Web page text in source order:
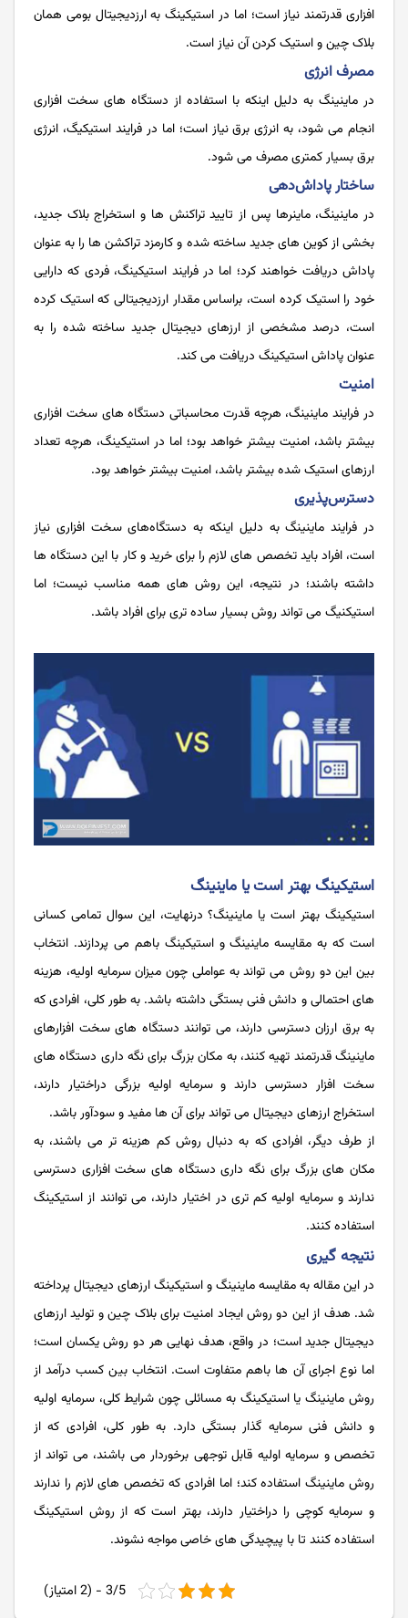
افزاری قدرتمند نیاز است؛ اما در استیکینگ به ارزدیجیتال بومی همان
بلاک چین و استیک کردن آن نیاز است.
مصرف انرژی
در ماینینگ به دلیل اینکه با استفاده از دستگاه های سخت افزاری
انجام می شود، به انرژی برق نیاز است؛ اما در فرایند استیکیگ، انرژی
برق بسیار کمتری مصرف می شود.
ساختار پاداش‌‌دهی
در ماینینگ، ماینرها پس از تایید تراکنش ها و استخراج بلاک جدید،
بخشی از کوین های جدید ساخته شده و کارمزد تراکشن ها را به عنوان
پاداش دریافت خواهند کرد؛ اما در فرایند استیکینگ، فردی که دارایی
خود را استیک کرده است، براساس مقدار ارزدیجیتالی که استیک کرده
است، درصد مشخصی از ارزهای دیجیتال جدید ساخته شده را به
عنوان پاداش استیکینگ دریافت می کند.
امنیت
در فرایند ماینینگ، هرچه قدرت محاسباتی دستگاه های سخت افزاری
بیشتر باشد، امنیت بیشتر خواهد بود؛ اما در استیکینگ، هرچه تعداد
ارزهای استیک شده بیشتر باشد، امنیت بیشتر خواهد بود.
دسترس‌پذیری
در فرایند ماینینگ به دلیل اینکه به دستگاه‌های سخت ‌افزاری نیاز
است، افراد باید تخصص های لازم را برای خرید و کار با این دستگاه ها
داشته باشند؛ در نتیجه، این روش های همه مناسب نیست؛ اما
استیکنیگ می تواند روش بسیار ساده تری برای افراد باشد.
استیکینگ بهتر است یا ماینینگ
استیکینگ بهتر است یا ماینینگ؟ درنهایت، این سوال تمامی کسانی
است که به مقایسه ماینینگ و استیکینگ باهم می پردازند. انتخاب
بین این دو روش می تواند به عواملی چون میزان سرمایه اولیه، هزینه
های احتمالی و دانش فنی بستگی داشته باشد. به طور کلی، افرادی که
به برق ارزان دسترسی دارند، می توانند دستگاه های سخت‌ افزارهای
ماینینگ قدرتمند تهیه کنند، به مکان بزرگ برای نگه داری دستگاه های
سخت افزار دسترسی دارند و سرمایه اولیه بزرگی دراختیار دارند،
استخراج ارزهای دیجیتال می ‌تواند برای آن ها مفید و سودآور باشد.
از طرف دیگر، افرادی که به دنبال روش کم هزینه تر می باشند، به
مکان های بزرگ برای نگه داری دستگاه های سخت افزاری دسترسی
ندارند و سرمایه اولیه کم تری در اختیار دارند، می توانند از استیکینگ
استفاده کنند.
نتیجه گیری
در این مقاله به مقایسه ماینینگ و استیکینگ ارزهای دیجیتال پرداخته
شد. هدف از این دو روش ایجاد امنیت برای بلاک چین و تولید ارزهای
دیجیتال جدید است؛ در واقع، هدف نهایی هر دو روش یکسان است؛
اما نوع اجرای آن ها باهم متفاوت است. انتخاب بین کسب درآمد از
روش ماینینگ یا استیکینگ به مسائلی چون شرایط کلی، سرمایه اولیه
و دانش فنی سرمایه گذار بستگی دارد. به طور کلی، افرادی که از
تخصص و سرمایه اولیه قابل توجهی برخوردار می باشند، می تواند از
روش ماینینگ استفاده کند؛ اما افرادی که تخصص های لازم را ندارند
و سرمایه کوچی را دراختیار دارند، بهتر است که از روش استیکینگ
استفاده کنند تا با پیچیدگی های خاصی مواجه نشوند.
3/5 - (2 امتیاز)